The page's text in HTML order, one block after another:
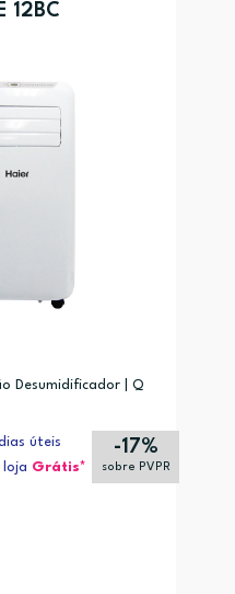
Preço (mais baixo)
Alfabética (Z-A)
12BC
Desumidificador | Q
úteis
loja Grátis*
-17%
sobre PVPR